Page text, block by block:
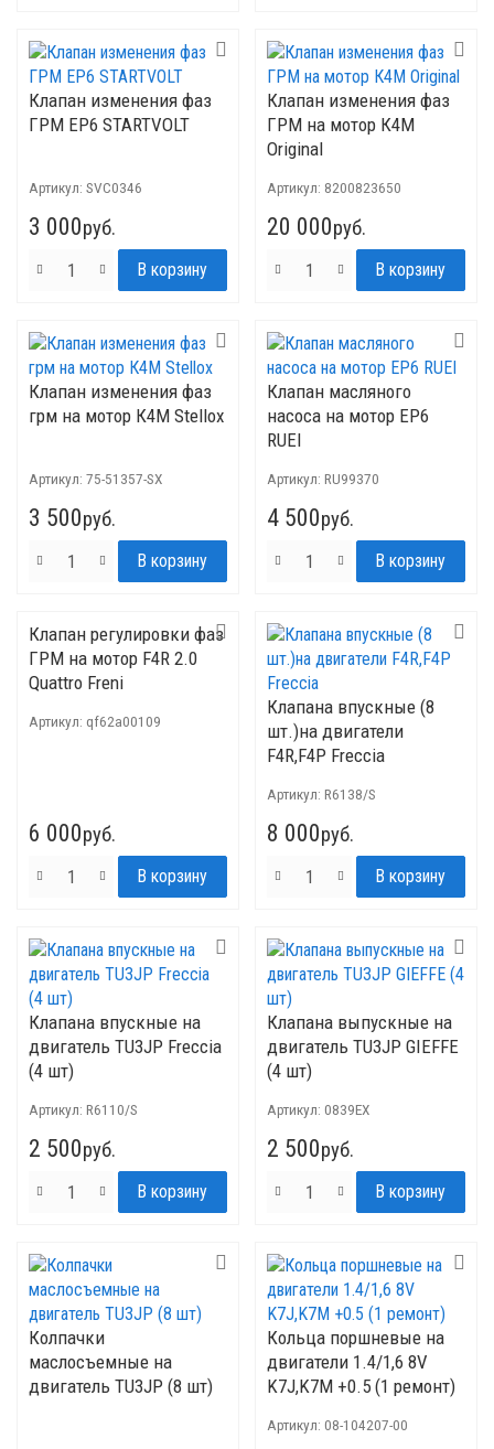
Клапан изменения фаз
ГРМ EP6 STARTVOLT
Артикул: SVC0346
3 000руб.
Клапан изменения фаз
ГРМ на мотор К4М
Original
Артикул: 8200823650
20 000руб.
Клапан изменения фаз
грм на мотор К4М Stellox
Артикул: 75-51357-SX
3 500руб.
Клапан масляного
насоса на мотор EP6
RUEI
Артикул: RU99370
4 500руб.
Клапан регулировки фаз
ГРМ на мотор F4R 2.0
Quattro Freni
Артикул: qf62a00109
6 000руб.
Клапана впускные (8
шт.)на двигатели
F4R,F4P Freccia
Артикул: R6138/S
8 000руб.
Клапана впускные на
двигатель TU3JP Freccia
(4 шт)
Артикул: R6110/S
2 500руб.
Клапана выпускные на
двигатель TU3JP GIEFFE
(4 шт)
Артикул: 0839EX
2 500руб.
Колпачки
маслосъемные на
двигатель TU3JP (8 шт)
Кольца поршневые на
двигатели 1.4/1,6 8V
K7J,K7M +0.5 (1 ремонт)
Артикул: 08-104207-00